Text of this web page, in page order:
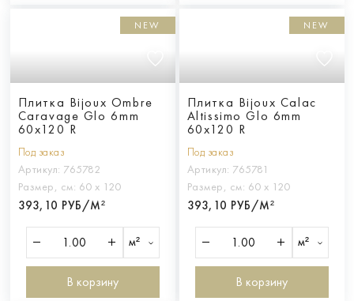
NEW
Плитка Bijoux Ombre
Caravage Glo 6mm
60x120 R
Под заказ
Артикул: 765782
Размер, см: 60 х 120
393,10 РУБ/М²
м²
В корзину
NEW
Плитка Bijoux Calac
Altissimo Glo 6mm
60x120 R
Под заказ
Артикул: 765781
Размер, см: 60 х 120
393,10 РУБ/М²
м²
В корзину